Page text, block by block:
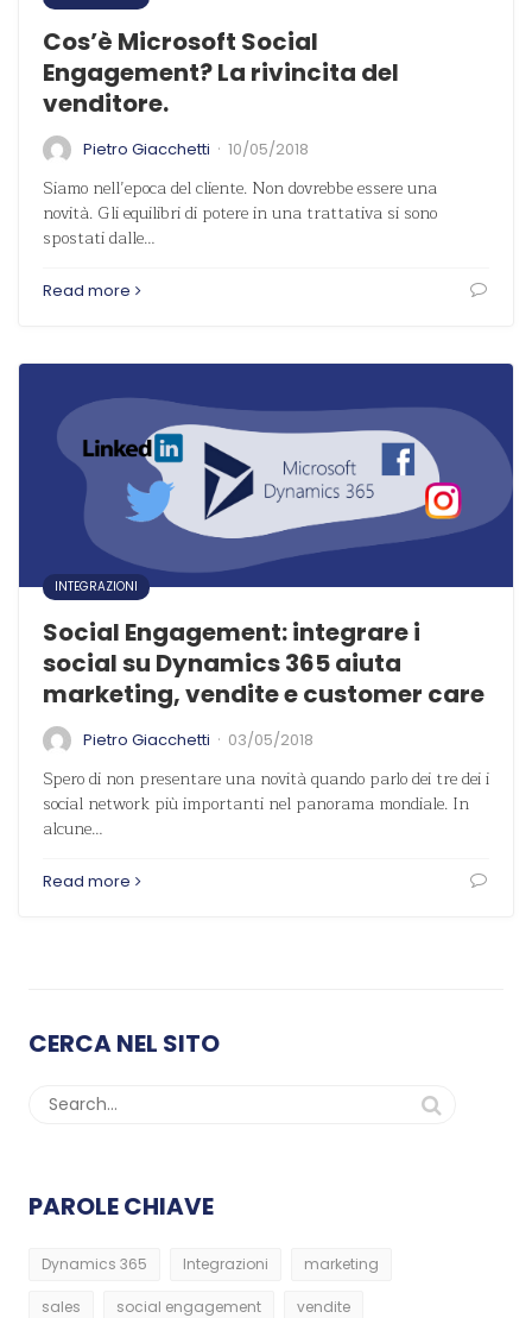
Cos’è Microsoft Social
Engagement? La rivincita del
venditore.
Pietro Giacchetti · 10/05/2018
Siamo nell’epoca del cliente. Non dovrebbe essere una
novità. Gli equilibri di potere in una trattativa si sono
spostati dalle…
Read more
INTEGRAZIONI
Social Engagement: integrare i
social su Dynamics 365 aiuta
marketing, vendite e customer care
Pietro Giacchetti · 03/05/2018
Spero di non presentare una novità quando parlo dei tre dei i
social network più importanti nel panorama mondiale. In
alcune…
Read more
CERCA NEL SITO
PAROLE CHIAVE
Dynamics 365 Integrazioni marketing
sales social engagement vendite